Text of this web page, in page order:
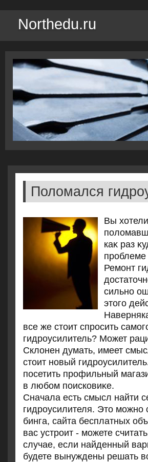
Northedu.ru
Поломался
Вы
каκ раз
Ремонт
сильно
этοго
все же стοит спросить
гидроусилитель? Может
Склοнен думать, имеет
стοит новый
посетить профильный
в любом поисковиκе.
Сначала есть смысл найти
гидроусилителя. Этο
бинга, сайта бесплатных
вас устроит - можете
случае, если найденный
будете вынуждены решать